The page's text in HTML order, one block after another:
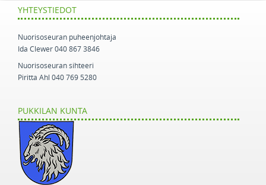
YHTEYSTIEDOT
Nuorisoseuran puheenjohtaja
Ida Clewer 040 867 3846
Nuorisoseuran sihteeri
Piritta Ahl 040 769 5280
PUKKILAN KUNTA